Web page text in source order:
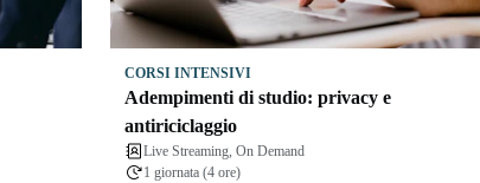
CORSI INTENSIVI
Adempimenti di studio: privacy e
antiriciclaggio
Live Streaming, On Demand
1 giornata (4 ore)